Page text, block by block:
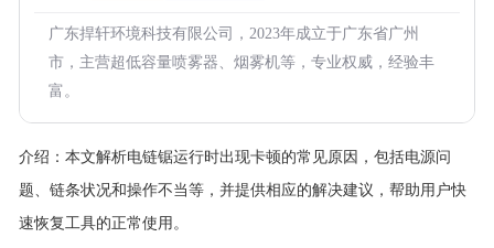
广东捍轩环境科技有限公司，2023年成立于广东省广州
市，主营超低容量喷雾器、烟雾机等，专业权威，经验丰
富。
介绍： 本文解析电链锯运行时出现卡顿的常见原因，包括电源问
题、链条状况和操作不当等，并提供相应的解决建议，帮助用户快
速恢复工具的正常使用。